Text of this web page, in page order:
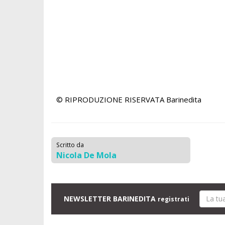
© RIPRODUZIONE RISERVATA Barinedita
Scritto da
Nicola De Mola
NEWSLETTER BARINEDITA registrati